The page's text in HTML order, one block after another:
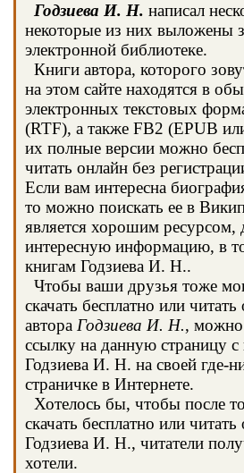
Годзиева И. Н. написал
некоторые из них выложены
электронной библиотеке.
Книги автора, которого
на этом сайте находятся в
электронных текстовых
(RTF), а также FB2 (EPUB
их полные версии можно
читать онлайн без
Если вам интересна
то можно поискать ее в
является хорошим
интересную информацию, в
книгам Годзиева И. Н..
Чтобы ваши друзья тоже
скачать бесплатно или
автора Годзиева И. Н., можно
ссылку на данную страницу с
Годзиева И. Н. на своей где-
страничке в Интернете.
Хотелось бы, чтобы после
скачать бесплатно или
Годзиева И. Н., читатели
хотели.